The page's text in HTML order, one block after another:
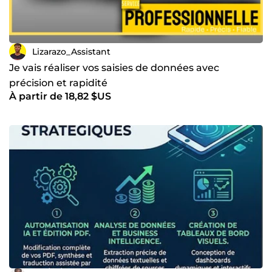
Lizarazo_Assistant
Je vais réaliser vos saisies de données avec
précision et rapidité
À partir de 18,82 $US